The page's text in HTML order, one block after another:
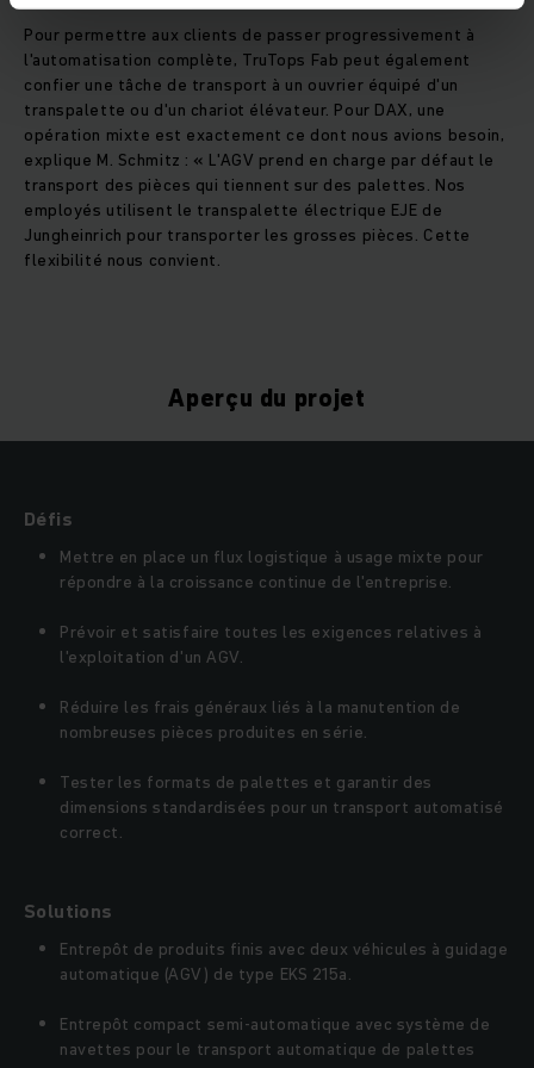
Pour permettre aux clients de passer progressivement à
l'automatisation complète, TruTops Fab peut également
confier une tâche de transport à un ouvrier équipé d'un
transpalette ou d'un chariot élévateur. Pour DAX, une
opération mixte est exactement ce dont nous avions besoin,
explique M. Schmitz : « L'AGV prend en charge par défaut le
transport des pièces qui tiennent sur des palettes. Nos
employés utilisent le transpalette électrique EJE de
Jungheinrich pour transporter les grosses pièces. Cette
flexibilité nous convient.
Aperçu du projet
Défis
Mettre en place un flux logistique à usage mixte pour
répondre à la croissance continue de l'entreprise.
Prévoir et satisfaire toutes les exigences relatives à
l'exploitation d'un AGV.
Réduire les frais généraux liés à la manutention de
nombreuses pièces produites en série.
Tester les formats de palettes et garantir des
dimensions standardisées pour un transport automatisé
correct.
Solutions
Entrepôt de produits finis avec deux véhicules à guidage
automatique (AGV) de type EKS 215a.
Entrepôt compact semi-automatique avec système de
navettes pour le transport automatique de palettes